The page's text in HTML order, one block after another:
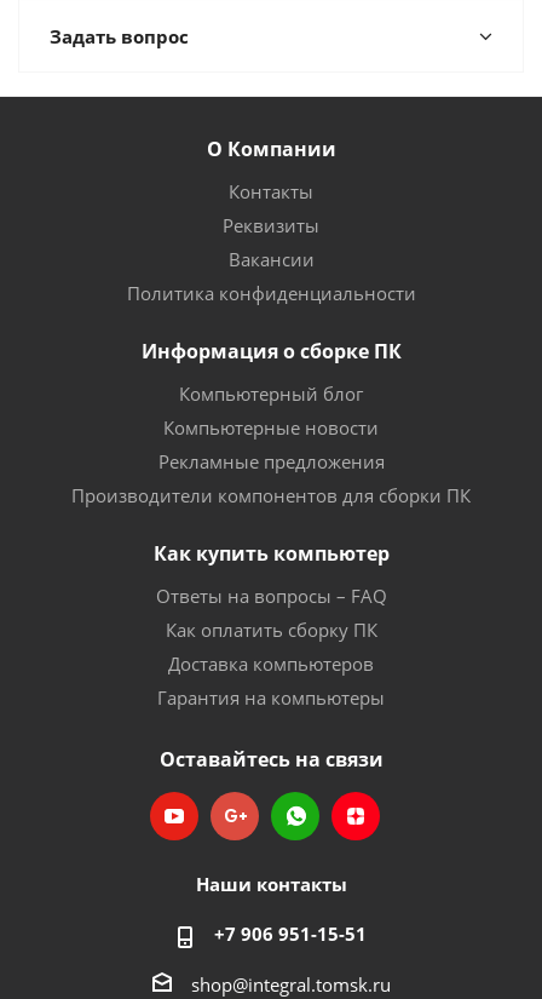
Задать вопрос
О Компании
Контакты
Реквизиты
Вакансии
Политика конфиденциальности
Информация о сборке ПК
Компьютерный блог
Компьютерные новости
Рекламные предложения
Производители компонентов для сборки ПК
Как купить компьютер
Ответы на вопросы – FAQ
Как оплатить сборку ПК
Доставка компьютеров
Гарантия на компьютеры
Оставайтесь на связи
Наши контакты
+7 906 951-15-51
shop@integral.tomsk.ru